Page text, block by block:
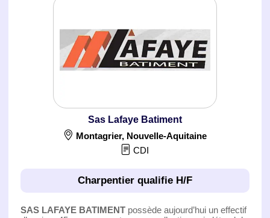
Sas Lafaye Batiment
Montagrier, Nouvelle-Aquitaine
CDI
Charpentier qualifie H/F
SAS LAFAYE BATIMENTpossède aujourd’hui un effectif